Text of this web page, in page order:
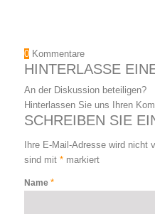
0 Kommentare
HINTERLASSE
An der Diskussion beteiligen?
Hinterlassen Sie uns Ihren
SCHREIBEN SIE
Ihre E-Mail-Adresse wird nicht
sind mit *markiert
Name *